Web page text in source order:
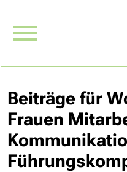
Beiträge für
Frauen